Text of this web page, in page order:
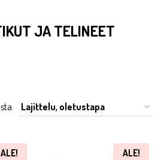
... Content continues. Activate
JA TELINEET
ALE! ALE!